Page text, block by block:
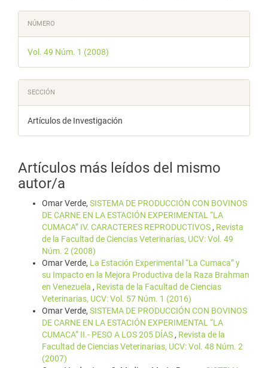
Detalles
del
artículo
NÚMERO
Vol. 49 Núm. 1 (2008)
SECCIÓN
Artículos de Investigación
Artículos más leídos del mismo
autor/a
Omar Verde, SISTEMA DE PRODUCCIÓN CON BOVINOS
DE CARNE EN LA ESTACIÓN EXPERIMENTAL “LA
CUMACA” IV. CARACTERES REPRODUCTIVOS, Revista
de la Facultad de Ciencias Veterinarias, UCV: Vol. 49
Núm. 2 (2008)
Omar Verde, La Estación Experimental “La Cumaca” y
su Impacto en la Mejora Productiva de la Raza Brahman
en Venezuela , Revista de la Facultad de Ciencias
Veterinarias, UCV: Vol. 57 Núm. 1 (2016)
Omar Verde, SISTEMA DE PRODUCCIÓN CON BOVINOS
DE CARNE EN LA ESTACIÓN EXPERIMENTAL “LA
CUMACA” II.- PESO A LOS 205 DÍAS, Revista de la
Facultad de Ciencias Veterinarias, UCV: Vol. 48 Núm. 2
(2007)